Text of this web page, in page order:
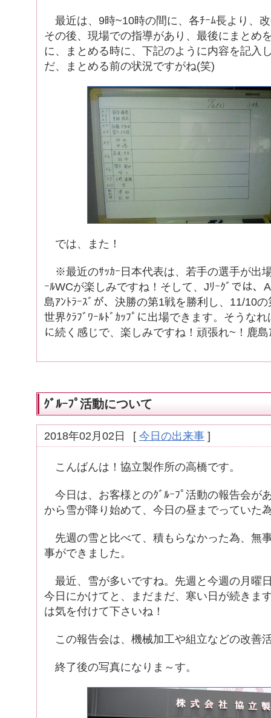
最近は、9時~10時の間に、各ﾁｰﾑ長より、
その後、現場での指導があり、最後にまとめ
に、まとめる時に、下記のように内容を記入
だ、まとめる前の状況ですがね(笑)
では、また！
※最近のｻｯｶｰ日本代表は、若手の選手が出
ｰﾙWCが楽しみですね！そして、Jﾘｰｸﾞでは、
島ｱﾝﾄﾗｰｽﾞが、決勝の第1戦を勝利し、11/10
世界ｸﾗﾌﾞﾜｰﾙﾄﾞｶｯﾌﾟに出場できます。そうな
に続く感じで、楽しみですね！頑張れ~！鹿島
ｸﾞﾙｰﾌﾟ活動について
2018年02月02日 [ 今日の出来事]
こんばんは！協立製作所の高橋です。
今日は、お客様とのｸﾞﾙｰﾌﾟ活動の報告会が
から雪が降り始めて、今日の昼までっていた
先週の雪と比べて、積もらなかった為、無
事ができました。
最近、雪が多いですね。先週と今週の月曜
今日にかけてと、まだまだ、寒い日が続きま
は気を付けて下さいね！
この報告会は、機械加工や組立などの改善
終了後の写真になりま～す。